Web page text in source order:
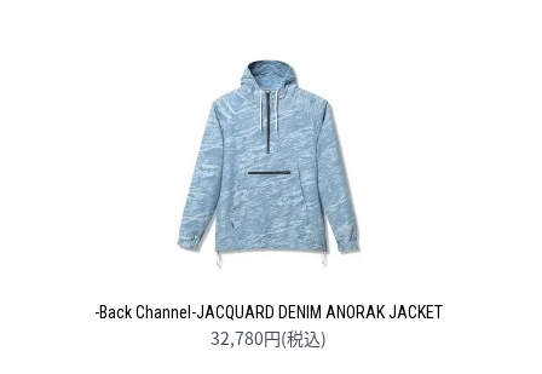
-Back Channel-JACQUARD DENIM ANORAK JACKET
32,780円(税込)